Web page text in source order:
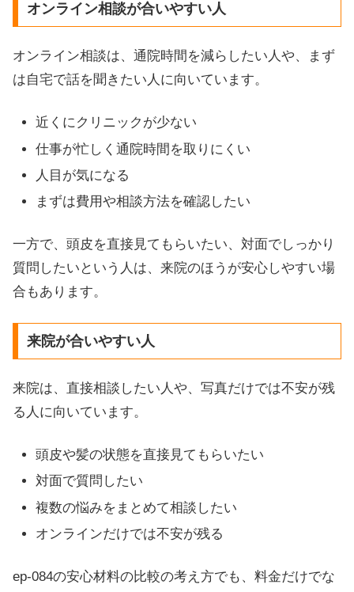
オンライン相談が合いやすい人
オンライン相談は、通院時間を減らしたい人や、まず
は自宅で話を聞きたい人に向いています。
近くにクリニックが少ない
仕事が忙しく通院時間を取りにくい
人目が気になる
まずは費用や相談方法を確認したい
一方で、頭皮を直接見てもらいたい、対面でしっかり
質問したいという人は、来院のほうが安心しやすい場
合もあります。
来院が合いやすい人
来院は、直接相談したい人や、写真だけでは不安が残
る人に向いています。
頭皮や髪の状態を直接見てもらいたい
対面で質問したい
複数の悩みをまとめて相談したい
オンラインだけでは不安が残る
ep-084の安心材料の比較の考え方でも、料金だけでな